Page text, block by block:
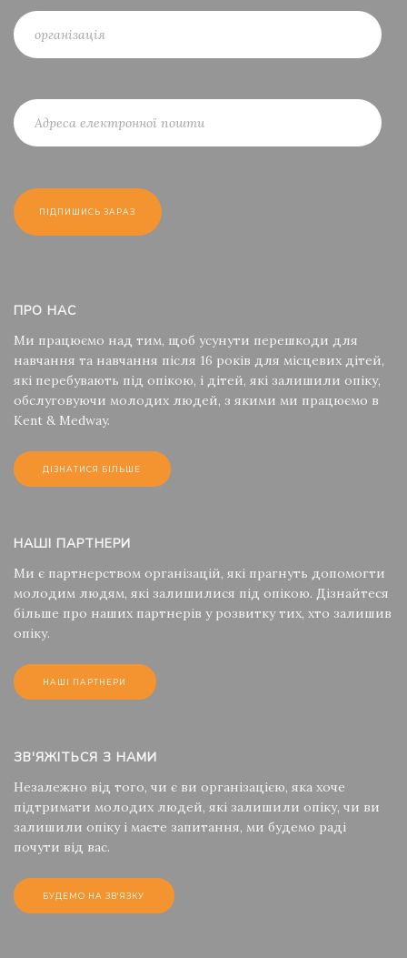
ПРО НАС
Ми працюємо над тим, щоб усунути перешкоди для
навчання та навчання після 16 років для місцевих дітей,
які перебувають під опікою, і дітей, які залишили опіку,
обслуговуючи молодих людей, з якими ми працюємо в
Kent & Medway.
ДІЗНАТИСЯ БІЛЬШЕ
НАШІ ПАРТНЕРИ
Ми є партнерством організацій, які прагнуть допомогти
молодим людям, які залишилися під опікою. Дізнайтеся
більше про наших партнерів у розвитку тих, хто залишив
опіку.
НАШІ ПАРТНЕРИ
ЗВ'ЯЖІТЬСЯ З НАМИ
Незалежно від того, чи є ви організацією, яка хоче
підтримати молодих людей, які залишили опіку, чи ви
залишили опіку і маєте запитання, ми будемо раді
почути від вас.
БУДЕМО НА ЗВ'ЯЗКУ